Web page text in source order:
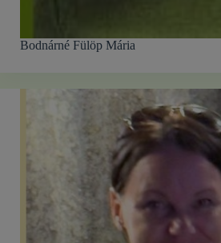
Bodnárné Fülöp Mária